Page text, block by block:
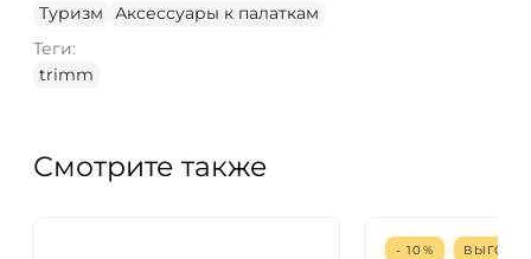
Туризм
Аксессуары к палаткам
Теги:
trimm
Смотрите также
- 10% ВЫГОДА